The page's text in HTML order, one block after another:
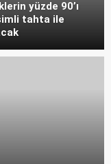
yüzde 90’ı
tahta ile